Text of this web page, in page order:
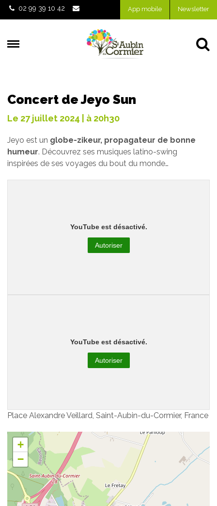
Gestion des traceurs
02 99 39 10 42 App mobile Newsletter
Concert de Jeyo Sun
Le 27 juillet 2024 | à 20h30
Jeyo est un globe-zikeur, propagateur de bonne
humeur. Découvrez ses musiques latino-swing
inspirées de ses voyages du bout du monde…
YouTube est désactivé.
Autoriser
YouTube est désactivé.
Autoriser
Place Alexandre Veillard, Saint-Aubin-du-Cormier, France
+
−